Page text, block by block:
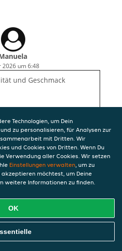
2026 um 6:48
und Geschmack
Technologien, um Dein
zu personalisieren, für Analysen zur
mit Dritten. Wir
und Cookies von Dritten. Wenn Du
Verwendung aller Cookies. Wir setzen
Einstellungen verwalten, um zu
möchtest, um Deine
weitere Informationen zu finden.
OK